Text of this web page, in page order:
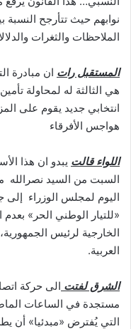
الملاحظات والثغرات
المستقبل رات ان مبادرة
هي الثالثة له لمحاولة
انتخابي جديد يقوم على
هواجس الأفرقاء
اللواء قالت يبدو ان هذا
السبت من السيد نصرالله
اليوم لمجلس الوزراء إلى
«للتيار الوطني الحر»
الخارجية لرئيس
العربية.
الشرق لفتت الى حركة
مستجدة في الساعات
التي يُفترض «مبدئيا» أن